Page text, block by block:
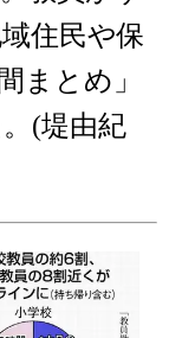
住民や保
まとめ」
(堤由紀